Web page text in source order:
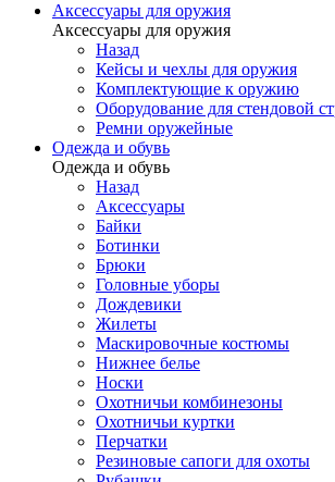
Аксессуары для оружия
Аксессуары для оружия
Назад
Кейсы и чехлы для оружия
Комплектующие к оружию
Оборудование для стендовой
Ремни оружейные
Одежда и обувь
Одежда и обувь
Назад
Аксессуары
Байки
Ботинки
Брюки
Головные уборы
Дождевики
Жилеты
Маскировочные костюмы
Нижнее белье
Носки
Охотничьи комбинезоны
Охотничьи куртки
Перчатки
Резиновые сапоги для охоты